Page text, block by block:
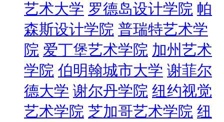
艺术大学 罗德岛设计学院 帕
森斯设计学院 普瑞特艺术学
院 爱丁堡艺术学院 加州艺术
学院 伯明翰城市大学 谢菲尔
德大学 谢尔丹学院 纽约视觉
艺术学院 芝加哥艺术学院 纽